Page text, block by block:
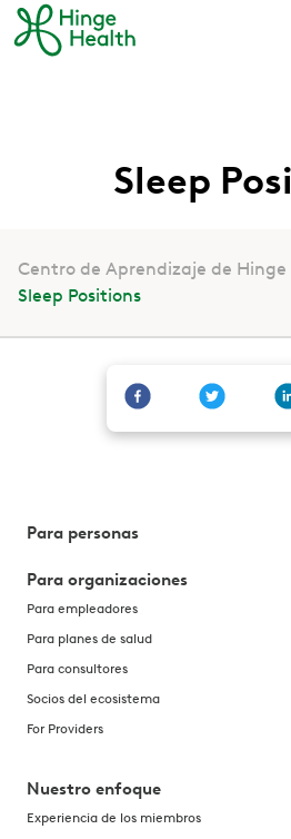
Sleep
Centro de Aprendizaje de
Sleep Positions
Para personas
Para organizaciones
Para empleadores
Para planes de salud
Para consultores
Socios del ecosistema
For Providers
Nuestro enfoque
Experiencia de los miembros